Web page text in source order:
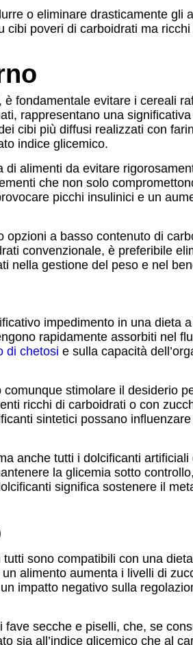
o eliminare drasticamente gli
poveri di carboidrati ma
fondamentale evitare i cereali
rappresentano una
cibi più diffusi realizzati con
indice glicemico.
alimenti da evitare
che non solo
picchi insulinici e un
a basso contenuto di
convenzionale, è preferibile
nella gestione del peso e nel
impedimento in una dieta
rapidamente assorbiti nel
di chetosi e sulla capacità
stimolare il desiderio
ricchi di carboidrati o con
sintetici possano
anche tutti i dolcificanti
la glicemia sotto
significa sostenere il
sono compatibili con una
alimento aumenta i livelli di
impatto negativo sulla
secche e piselli, che, se
sia all’indice glicemico che al